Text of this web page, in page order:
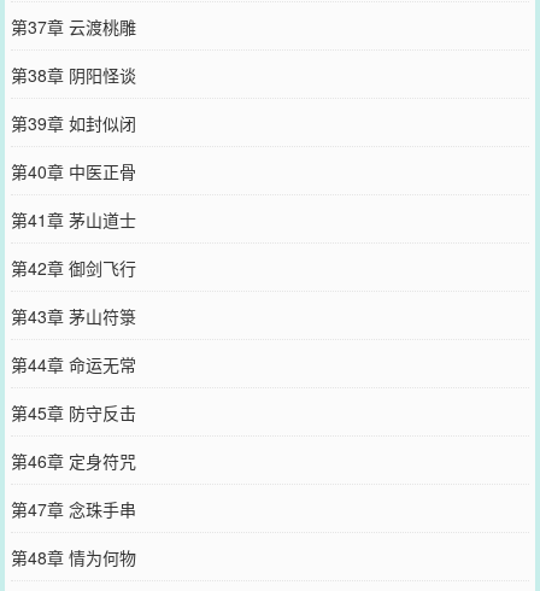
第37章 云渡桃雕
第38章 阴阳怪谈
第39章 如封似闭
第40章 中医正骨
第41章 茅山道士
第42章 御剑飞行
第43章 茅山符箓
第44章 命运无常
第45章 防守反击
第46章 定身符咒
第47章 念珠手串
第48章 情为何物